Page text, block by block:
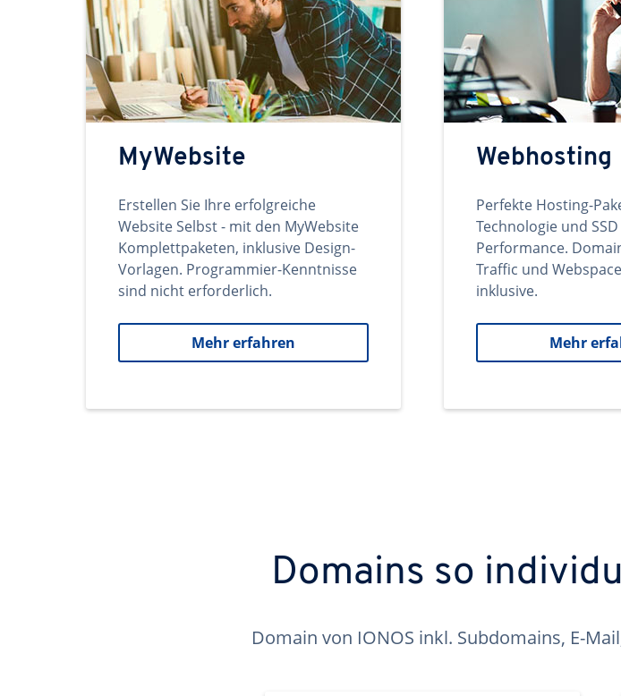
MyWebsite
Erstellen Sie Ihre erfolgreiche
Website Selbst - mit den MyWebsite
Komplettpaketen, inklusive Design-
Vorlagen. Programmier-Kenntnisse
sind nicht erforderlich.
Mehr erfahren
Webhosting
Perfekte Hosting-
Technologie und
Performance.
Traffic und
inklusive.
Mehr
Domains so
Domain von IONOS inkl. Subdomains, E-